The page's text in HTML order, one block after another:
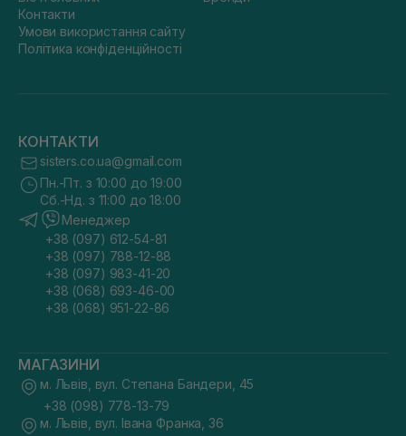
Контакти
Умови використання сайту
Політика конфіденційності
КОНТАКТИ
sisters.co.ua@gmail.com
Пн.-Пт. з 10:00 до 19:00
Сб.-Нд. з 11:00 до 18:00
Менеджер
+38 (097) 612-54-81
+38 (097) 788-12-88
+38 (097) 983-41-20
+38 (068) 693-46-00
+38 (068) 951-22-86
МАГАЗИНИ
м. Львів, вул. Степана Бандери, 45
+38 (098) 778-13-79
м. Львів, вул. Івана Франка, 36